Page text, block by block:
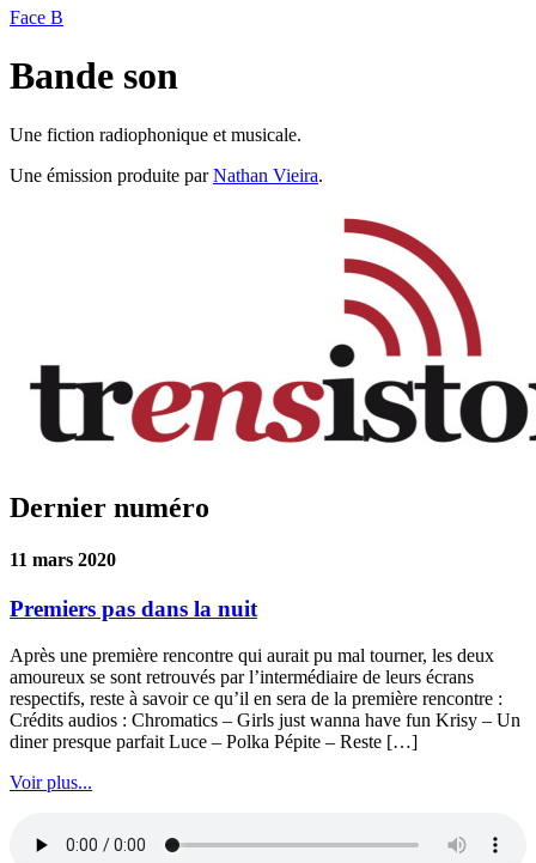
Face B
Bande son
Une fiction radiophonique et musicale.
Une émission produite parNathan Vieira.
Dernier numéro
11 mars 2020
Premiers pas dans la nuit
Après une première rencontre qui aurait pu mal tourner, les deux
amoureux se sont retrouvés par l’intermédiaire de leurs écrans
respectifs, reste à savoir ce qu’il en sera de la première rencontre :
Crédits audios : Chromatics – Girls just wanna have fun Krisy – Un
diner presque parfait Luce – Polka Pépite – Reste […]
Voir plus...